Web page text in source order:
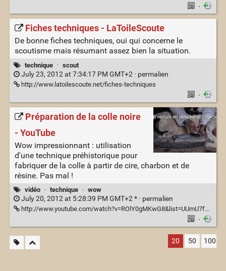
·
Fiches techniques - LaToileScoute
De bonne fiches techniques, oui qui concerne le
scoutisme mais résumant assez bien la situation.
technique · scout
July 23, 2012 at 7:34:17 PM GMT+2 · permalien
http://www.latoilescoute.net/fiches-techniques
·
Préparation de la colle noire
- YouTube
Wow impressionnant : utilisation
d'une technique préhistorique pour
fabriquer de la colle à partir de cire, charbon et de
résine. Pas mal !
vidéo · technique · wow
July 20, 2012 at 5:28:39 PM GMT+2 * · permalien
http://www.youtube.com/watch?v=ROlY0gMKwG8&list=UUmU7fhFU2v8eFUd1T72VvGw&index=3&feature=plcp
·
20 50 100